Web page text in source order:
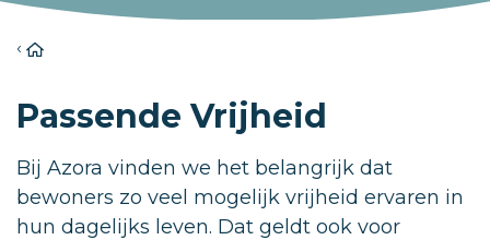
Passende Vrijheid
Bij Azora vinden we het belangrijk dat
bewoners zo veel mogelijk vrijheid ervaren in
hun dagelijks leven. Dat geldt ook voor